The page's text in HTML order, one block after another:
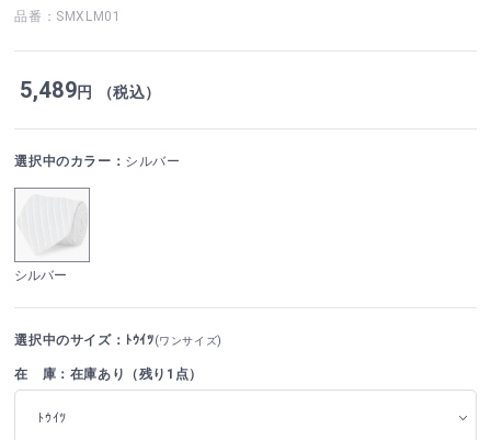
品番：SMXLM01
5,489円 （税込）
選択中のカラー： シルバー
シルバー
選択中のサイズ：ﾄｳｲﾂ(ワンサイズ)
在 庫：在庫あり（残り1点）
ﾄｳｲﾂ